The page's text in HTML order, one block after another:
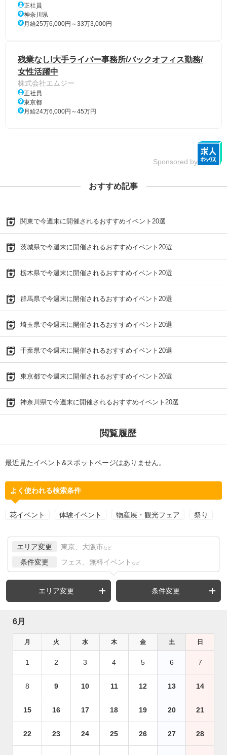
正社員
神奈川県
月給25万6,000円～33万3,000円
残業なし!大手ライバー事務所/バックオフィス勤務/
女性活躍中
株式会社エムジー
正社員
東京都
月給24万6,000円～45万円
Sponsored by
おすすめ記事
関東で今週末に開催されるおすすめイベント20選
茨城県で今週末に開催されるおすすめイベント20選
栃木県で今週末に開催されるおすすめイベント20選
群馬県で今週末に開催されるおすすめイベント20選
埼玉県で今週末に開催されるおすすめイベント20選
千葉県で今週末に開催されるおすすめイベント20選
東京都で今週末に開催されるおすすめイベント20選
神奈川県で今週末に開催されるおすすめイベント20選
閲覧履歴
最近見たイベント&スポットページはありません。
よく使われる検索条件
花イベント 体験イベント 物産展・観光フェア 祭り
エリア変更 東京、大阪市 など
条件変更 フェス、無料イベント など
エリア変更 条件変更
6月
月 火 水 木 金 土 日
1 2 3 4 5 6 7
8 9 10 11 12 13 14
15 16 17 18 19 20 21
22 23 24 25 26 27 28